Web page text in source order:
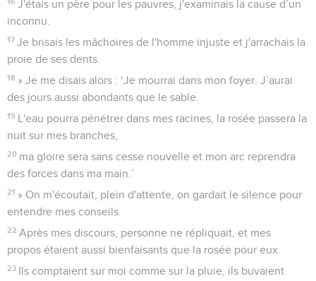
J'étais un père pour les pauvres, j'examinais la cause d’un
inconnu.
17 Je brisais les mâchoires de l'homme injuste et j'arrachais la
proie de ses dents.
18 » Je me disais alors : ‘Je mourrai dans mon foyer. J’aurai
des jours aussi abondants que le sable.
19 L'eau pourra pénétrer dans mes racines, la rosée passera la
nuit sur mes branches,
20 ma gloire sera sans cesse nouvelle et mon arc reprendra
des forces dans ma main.’
21 » On m'écoutait, plein d'attente, on gardait le silence pour
entendre mes conseils.
22 Après mes discours, personne ne répliquait, et mes
propos étaient aussi bienfaisants que la rosée pour eux.
23 Ils comptaient sur moi comme sur la pluie, ils buvaient